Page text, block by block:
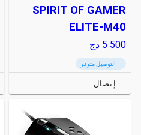
SPIRIT OF GAMER
ELITE-M40
5 500 دج
التوصيل متوفر
إتصال